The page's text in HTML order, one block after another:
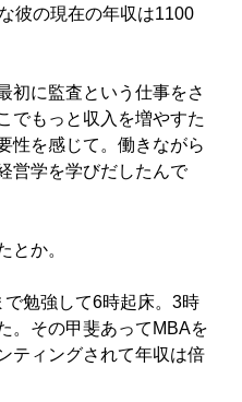
彼の現在の年収は1100
初に監査という仕事をさ
でもっと収入を増やすた
性を感じて。働きながら
営学を学びだしたんで
とか。
で勉強して6時起床。3時
。その甲斐あってMBAを
ティングされて年収は倍